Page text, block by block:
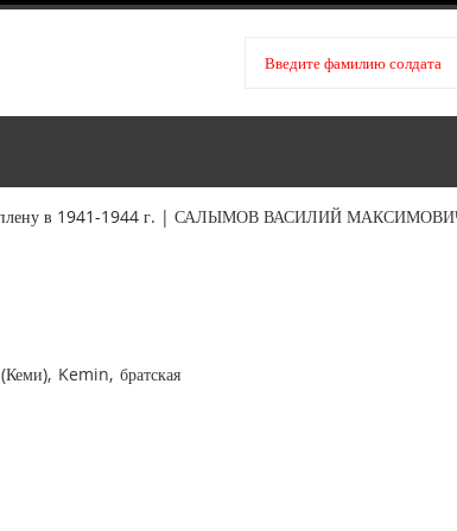
в 1941-1944 г. | САЛЫМОВ ВАСИЛИЙ
Kemin, братская